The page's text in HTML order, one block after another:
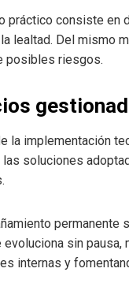
práctico consiste en
lealtad. Del mismo
posibles riesgos.
la implementación
soluciones
evoluciona sin
internas y